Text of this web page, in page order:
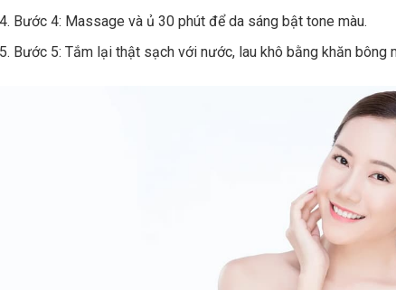
Bước 4: Massage và ủ 30 phút để da sáng bật tone màu.
Bước 5: Tắm lại thật sạch với nước, lau khô bằng khăn bông